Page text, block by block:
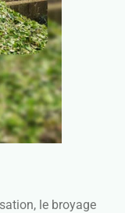
le broyage